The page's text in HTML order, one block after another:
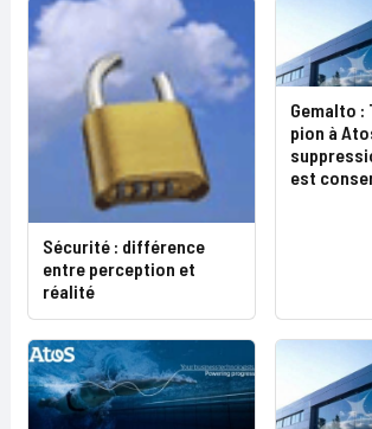
Sécurité : différence
entre perception et
réalité
Gemalto :
pion à
est